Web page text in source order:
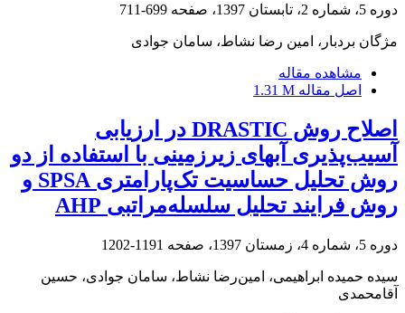
دوره 5، شماره 2، تابستان 1397، صفحه 699-711
مژگان بردبار، امین رضا نشاط، سامان جوادی
مشاهده مقاله
اصل مقاله 1.31 M
اصلاح روش DRASTIC در ارزیابی
آسیب‌پذیری آب‏های زیرزمینی با استفاده از دو
روش تحلیل حساسیت تک‌پارامتری SPSA و
روش فرایند تحلیل سلسله‌مراتبی AHP
دوره 5، شماره 4، زمستان 1397، صفحه 1191-1202
سیده حمیده ابراهیمی، امین‌رضا نشاط، سامان جوادی، حسین
آقامحمدی